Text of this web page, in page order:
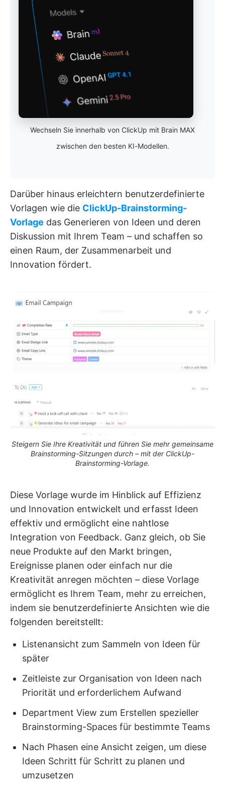
Wechseln Sie innerhalb von ClickUp mit Brain MAX
zwischen den besten KI-Modellen.
Darüber hinaus erleichtern benutzerdefinierte
Vorlagen wie die ClickUp-Brainstorming-
Vorlage das Generieren von Ideen und deren
Diskussion mit Ihrem Team – und schaffen so
einen Raum, der Zusammenarbeit und
Innovation fördert.
Steigern Sie Ihre Kreativität und führen Sie mehr gemeinsame
Brainstorming-Sitzungen durch – mit der ClickUp-
Brainstorming-Vorlage.
Diese Vorlage wurde im Hinblick auf Effizienz
und Innovation entwickelt und erfasst Ideen
effektiv und ermöglicht eine nahtlose
Integration von Feedback. Ganz gleich, ob Sie
neue Produkte auf den Markt bringen,
Ereignisse planen oder einfach nur die
Kreativität anregen möchten – diese Vorlage
ermöglicht es Ihrem Team, mehr zu erreichen,
indem sie benutzerdefinierte Ansichten wie die
folgenden bereitstellt:
Listenansicht zum Sammeln von Ideen für
später
Zeitleiste zur Organisation von Ideen nach
Priorität und erforderlichem Aufwand
Department View zum Erstellen spezieller
Brainstorming-Spaces für bestimmte Teams
Nach Phasen eine Ansicht zeigen, um diese
Ideen Schritt für Schritt zu planen und
umzusetzen